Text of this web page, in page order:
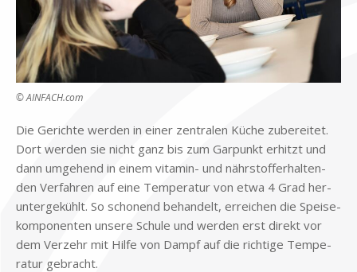
© AINFACH.com
Die Ge­rich­te wer­den in ei­ner zen­tra­len Kü­che zu­be­rei­tet.
Dort wer­den sie nicht ganz bis zum Gar­punkt er­hitzt und
dann um­ge­hend in ei­nem vit­amin- und nähr­stoff­er­hal­ten­
den Ver­fah­ren auf eine Tem­pe­ra­tur von etwa 4 Grad her­
un­ter­ge­kühlt. So scho­nend be­han­delt, er­rei­chen die Spei­se­
kom­po­nen­ten un­se­re Schu­le und wer­den erst di­rekt vor
dem Ver­zehr mit Hil­fe von Dampf auf die rich­ti­ge Tem­pe­
ra­tur ge­bracht.